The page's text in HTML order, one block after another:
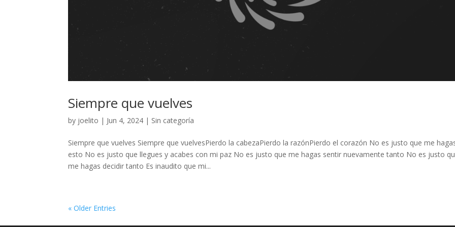
Siempre que vuelves
by joelito | Jun 4, 2024 | Sin categoría
Siempre que vuelves Siempre que vuelvesPierdo la cabezaPierdo la razónPierdo el corazón No es justo que me
esto No es justo que llegues y acabes con mi paz No es justo que me hagas sentir nuevamente tanto No es justo
me hagas decidir tanto Es inaudito que mi...
« Older Entries